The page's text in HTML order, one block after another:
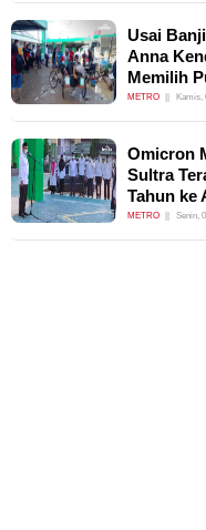
Usai
Anna
Memilih
METRO Kamis,
Omicron
Sultra
Tahun ke
METRO Senin,